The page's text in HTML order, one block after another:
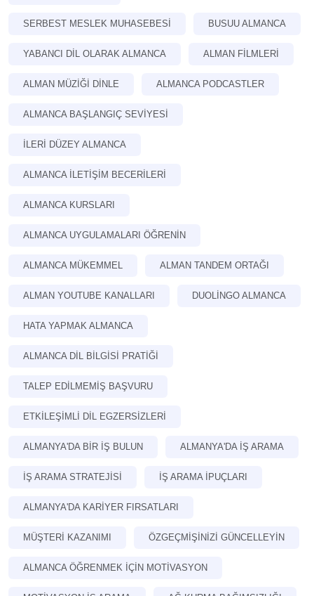
SERBEST MESLEK MUHASEBESI BUSUU ALMANCA
YABANCI DIL OLARAK ALMANCA ALMAN FILMLERI
ALMAN MÜZIĞI DINLE ALMANCA PODCASTLER
ALMANCA BAŞLANGIÇ SEVIYESI
İLERI DÜZEY ALMANCA
ALMANCA ILETIŞIM BECERILERI
ALMANCA KURSLARI
ALMANCA UYGULAMALARI ÖĞRENIN
ALMANCA MÜKEMMEL ALMAN TANDEM ORTAĞI
ALMAN YOUTUBE KANALLARI DUOLINGO ALMANCA
HATA YAPMAK ALMANCA
ALMANCA DIL BILGISI PRATIĞI
TALEP EDILMEMIŞ BAŞVURU
ETKILEŞIMLI DIL EGZERSIZLERI
ALMANYA'DA BIR IŞ BULUN ALMANYA'DA IŞ ARAMA
İŞ ARAMA STRATEJISI İŞ ARAMA IPUÇLARI
ALMANYA'DA KARIYER FIRSATLARI
MÜŞTERI KAZANIMI ÖZGEÇMIŞINIZI GÜNCELLEYIN
ALMANCA ÖĞRENMEK IÇIN MOTIVASYON